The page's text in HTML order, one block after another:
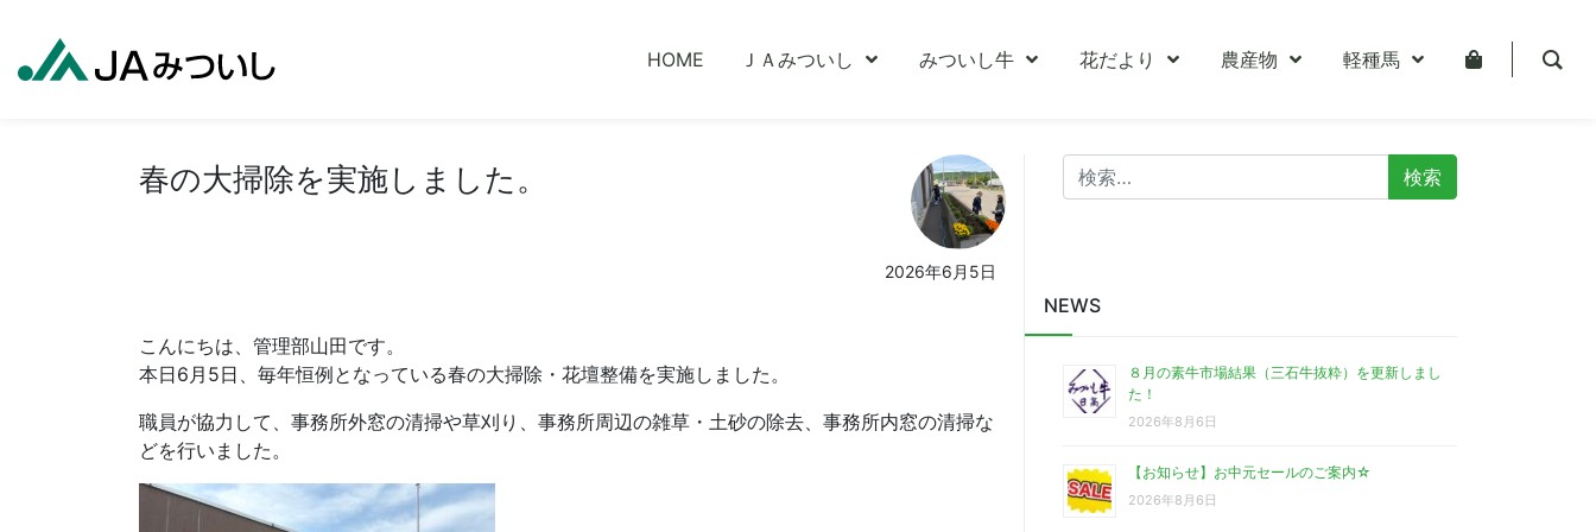
HOME ＪＡみついし みついし牛 花だより 農産物 軽種馬
春の大掃除を実施しました。
2026年6月5日
こんにちは、管理部山田です。
本日6月5日、毎年恒例となっている春の大掃除・花壇整備を実施しました。
職員が協力して、事務所外窓の清掃や草刈り、事務所周辺の雑草・土砂の除去、事務所内窓の清掃な
どを行いました。
検
索:
NEWS
８月の素牛市場結果（三石牛抜粋）を更新しまし
た！
2026年8月6日
【お知らせ】お中元セールのご案内☆
2026年8月6日